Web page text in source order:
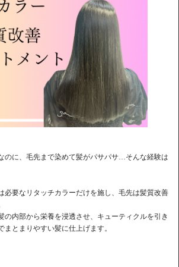
のに、毛先まで染めて髪がパサパサ…そんな経験は
必要なリタッチカラーだけを施し、毛先は髪質改善
の内部から栄養を浸透させ、キューティクルを引き
とまりやすい髪に仕上げます。